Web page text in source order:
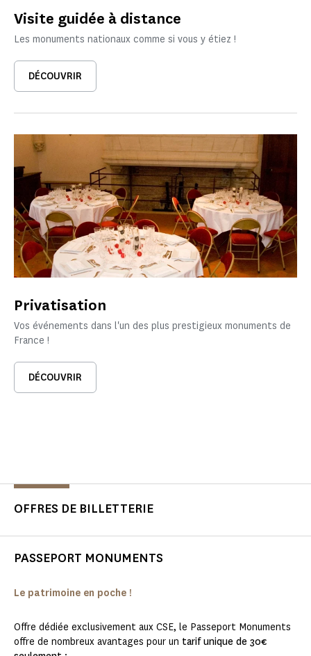
Visite guidée à distance
Les monuments nationaux comme si vous y étiez !
DÉCOUVRIR
Privatisation
Vos événements dans l'un des plus prestigieux monuments de
France !
DÉCOUVRIR
OFFRES DE BILLETTERIE
PASSEPORT MONUMENTS
Le patrimoine en poche !
Offre dédiée exclusivement aux CSE, le Passeport Monuments
offre de nombreux avantages pour un tarif unique de 30€